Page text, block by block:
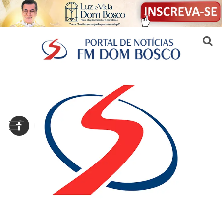
Sair da versão mobile